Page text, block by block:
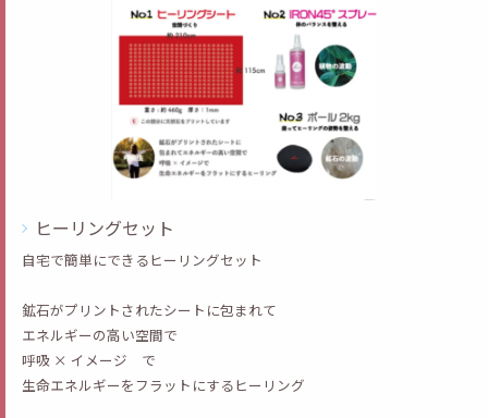
ヒーリングセット
自宅で簡単にできるヒーリングセット
鉱石がプリントされたシートに包まれて
エネルギーの高い空間で
呼吸 × イメージ で
生命エネルギーをフラットにするヒーリング